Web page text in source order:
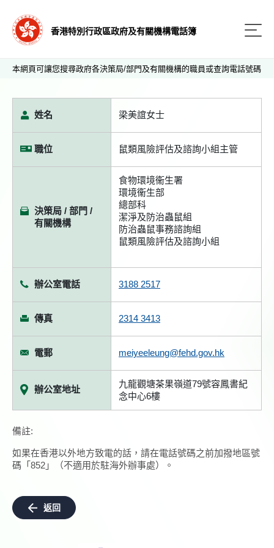
香港特別行政區政府及有關機構電話簿
本網頁可讓您搜尋政府各決策局/部門及有關機構的職員或查詢電話號碼
姓名 梁美誼女士
職位 鼠類風險評估及諮詢小組主管
決策局 / 部門 /
有關機構
食物環境衞生署
環境衞生部
總部科
潔淨及防治蟲鼠組
防治蟲鼠事務諮詢組
鼠類風險評估及諮詢小組
辦公室電話 3188 2517
傳真 2314 3413
電郵 meiyeeleung@fehd.gov.hk
辦公室地址
九龍觀塘茶果嶺道79號容鳳書紀
念中心6樓
備註:
如果在香港以外地方致電的話，請在電話號碼之前加撥地區號
碼「852」（不適用於駐海外辦事處）。
返回